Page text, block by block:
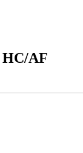
HC/AF